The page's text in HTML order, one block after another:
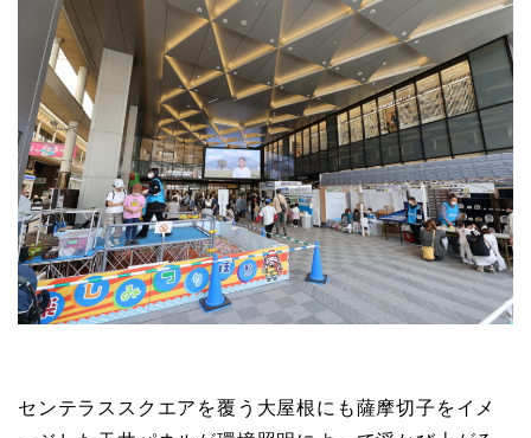
センテラススクエアを覆う大屋根にも薩摩切子をイメ